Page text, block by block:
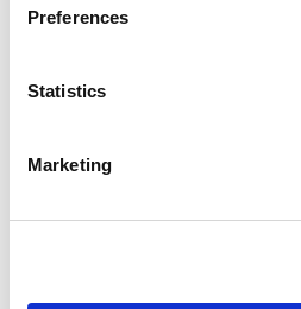
Preferences
Statistics
Marketing